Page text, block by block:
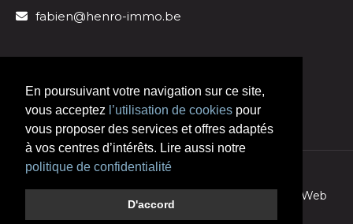
En poursuivant votre navigation sur ce site,
vous acceptez l’utilisation de cookies pour
vous proposer des services et offres adaptés
à vos centres d’intérêts. Lire aussi notre
politique de confidentialité
D'accord
fabien@henro-immo.be
Création de site Remix Web